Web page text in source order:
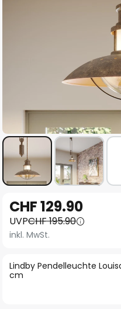
Anfang
der
Bildgalerie
Lindby Pendelleuchte
cm
CHF 129.90
UVPCHF 195.90
inkl. MwSt.